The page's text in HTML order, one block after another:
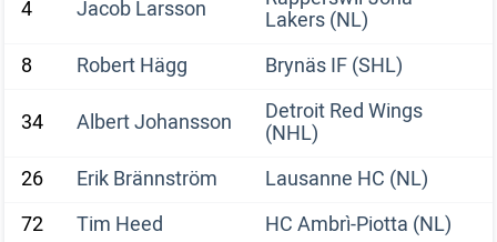
4 Jacob Larsson
Lakers (NL)
8
Robert Hägg
Brynäs IF (SHL)
34
Albert Johansson Detroit Red Wings
(NHL)
26
Erik Brännström
Lausanne HC (NL)
72
Tim Heed HC Ambrì-Piotta (NL)